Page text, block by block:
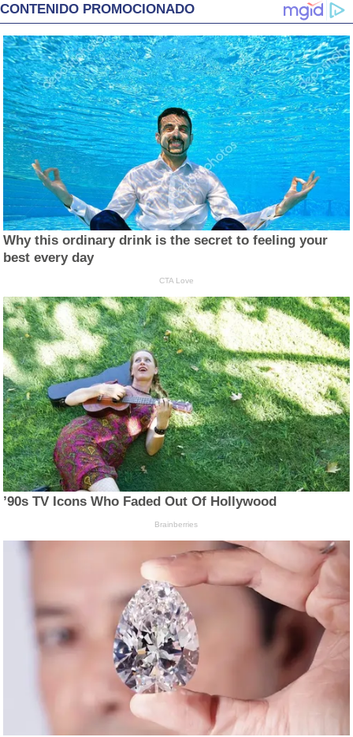
CONTENIDO PROMOCIONADO
Why this ordinary drink is the secret to feeling your
best every day
CTA Love
’90s TV Icons Who Faded Out Of Hollywood
Brainberries